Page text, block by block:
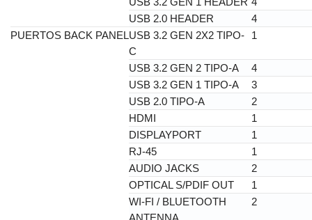
USB 2.0 HEADER
4
PUERTOS BACK PANELUSB 3.2 GEN 2X2 TIPO-
C
1
USB 3.2 GEN 2 TIPO-A
4
USB 3.2 GEN 1 TIPO-A
3
USB 2.0 TIPO-A
2
HDMI
1
DISPLAYPORT
1
RJ-45
1
AUDIO JACKS
2
OPTICAL S/PDIF OUT
1
WI-FI / BLUETOOTH
2